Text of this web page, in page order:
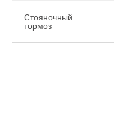
Стояночный
тормоз